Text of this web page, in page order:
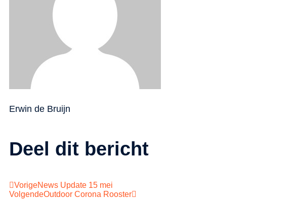
Erwin de Bruijn
Deel dit bericht
VorigeNews Update 15 mei
VolgendeOutdoor Corona Rooster